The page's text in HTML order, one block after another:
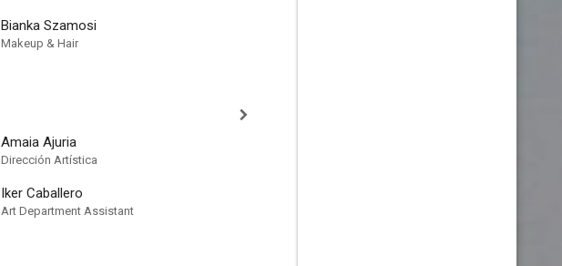
Bianka Szamosi
Makeup & Hair
Amaia Ajuria
Dirección Artística
Iker Caballero
Art Department Assistant